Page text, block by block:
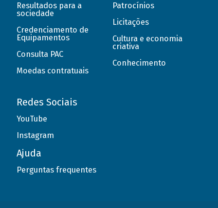
Resultados para a
sociedade
Credenciamento de
Equipamentos
Consulta PAC
Moedas contratuais
Patrocínios
Licitações
Cultura e economia
criativa
Conhecimento
Redes Sociais
YouTube
Instagram
Ajuda
Perguntas frequentes